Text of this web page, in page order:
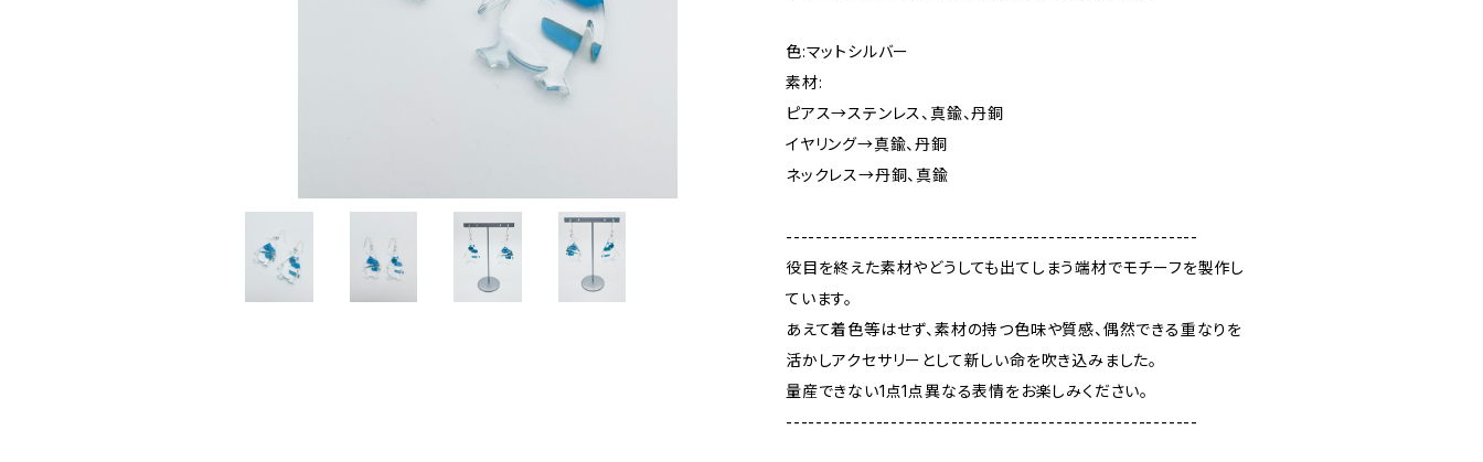
色:マットシルバー
素材:
ピアス→ステンレス、真鍮、丹銅
イヤリング→真鍮、丹銅
ネックレス→丹銅、真鍮
-------------------------------------------------------
役目を終えた素材やどうしても出てしまう端材でモチーフを製作し
ています。
あえて着色等はせず、素材の持つ色味や質感、偶然できる重なりを
活かしアクセサリーとして新しい命を吹き込みました。
量産できない1点1点異なる表情をお楽しみください。
-------------------------------------------------------